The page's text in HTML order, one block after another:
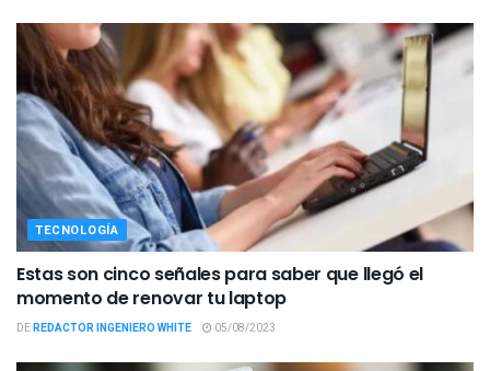
TECNOLOGÍA
Estas son cinco señales para saber que llegó el
momento de renovar tu laptop
DEREDACTOR INGENIERO WHITE 05/08/2023